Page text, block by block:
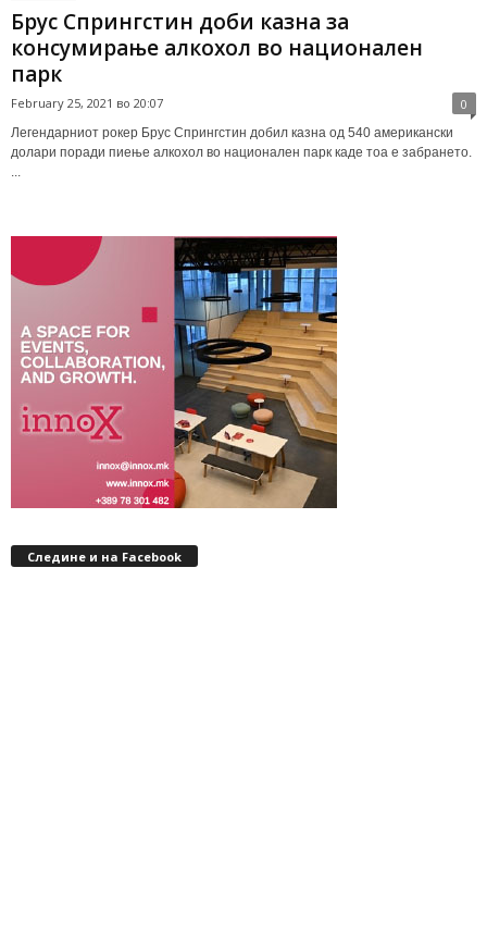
Брус Спрингстин доби казна за
консумирање алкохол во национален
парк
February 25, 2021 во 20:07 0
Легендарниот рокер Брус Спрингстин добил казна од 540 американски
долари поради пиење алкохол во национален парк каде тоа е забрането.
Следине и на Facebook